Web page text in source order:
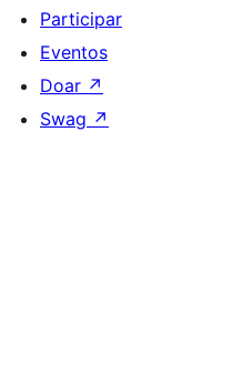
Participar
Eventos
Doar ↗
Swag ↗